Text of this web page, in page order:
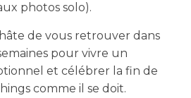
photos solo).
de vous retrouver dans
pour vivre un
et célébrer la fin de
comme il se doit.